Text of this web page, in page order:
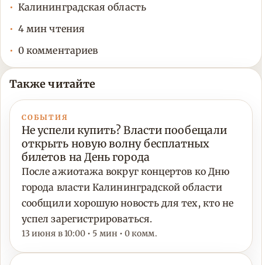
Калининградская область
4 мин чтения
0 комментариев
Также читайте
СОБЫТИЯ
Не успели купить? Власти пообещали
открыть новую волну бесплатных
билетов на День города
После ажиотажа вокруг концертов ко Дню
города власти Калининградской области
сообщили хорошую новость для тех, кто не
успел зарегистрироваться.
13 июня в 10:00 • 5 мин • 0 комм.